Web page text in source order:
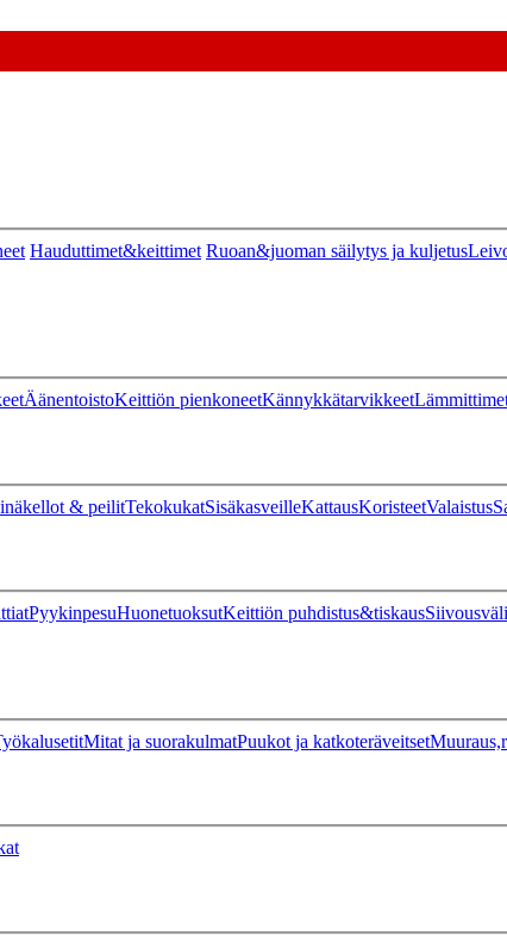
Hauduttimet&keittimet Ruoan&juoman säilytys ja kuljetus
ÄänentoistoKeittiön pienkoneetKännykkätarvikkeet
& peilitTekokukatSisäkasveilleKattausKoristeetValaistus
PyykinpesuHuonetuoksutKeittiön puhdistus&tiskaus
Mitat ja suorakulmatPuukot ja katkoteräveitset